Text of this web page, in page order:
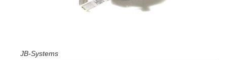
JB-Systems